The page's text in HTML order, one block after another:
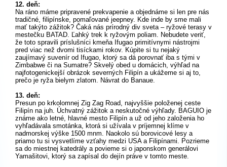
12. deň:
Na ráno máme pripravené prekvapenie a objednáme si len pre nás
tradičné, filipínske, pomaľované jeepney. Kde inde by sme mali
mať takýto zážitok? Čaká nás prírodný div sveta – ryžové terasy v
mestečku BATAD. Ľahký trek k ryžovým poliam. Nebudete veriť,
že toto spravili príslušníci kmeňa Ifugao primitívnymi nástrojmi
pred viac než dvomi tisíckami rokov. Kúpite si tu nejaký
zaujímavý suvenír od Ifugao, ktorý sa dá porovnať iba s tými v
Zimbabwe či na Sumatre? Skvelý obed u domácich, výhľad na
najfotogenickejší obrázok severných Filipín a ukážeme si aj to,
prečo je ryža bielym zlatom. Návrat do Banaue.
13. deň:
Presun po krkolomnej Zig Zag Road, najvyššie položenej ceste
Filipín na juh. Úchvatný zážitok a neskutočné výhľady. BAGUIO je
známe ako letné, hlavné mesto Filipín a už od jeho založenia ho
vyhľadávala smotánka, ktorá si užívala v príjemnej klíme v
nadmorskej výške 1500 mnm. Naokolo sú borovicové lesy a
priamo tu si vysvetlíme vzťahy medzi USA a Filipínami. Pozrieme
sa do miestnej katedrály a povieme si o japonskom generálovi
Yamašitovi, ktorý sa zapísal do dejín práve v tomto meste.